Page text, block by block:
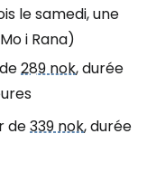
le samedi, une
i Rana)
289 nok, durée
de339 nok, durée